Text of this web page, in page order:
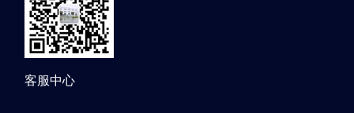
客服中心